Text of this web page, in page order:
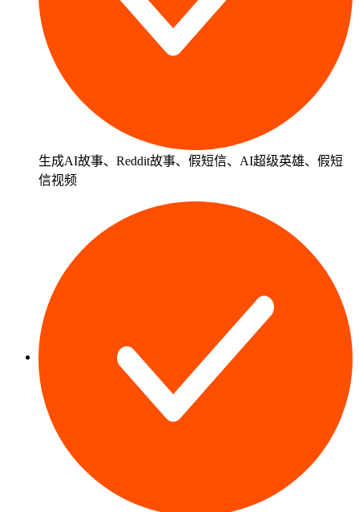
生成AI故事、 Reddit故事、假短信、AI超级英雄、假短
信视频